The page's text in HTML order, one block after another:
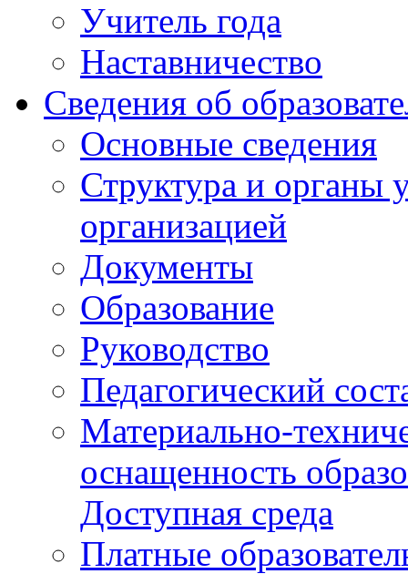
Учитель года
Наставничество
Сведения об
Основные сведения
Структура и органы
организацией
Документы
Образование
Руководство
Педагогический
Материально-
оснащенность
Доступная среда
Платные